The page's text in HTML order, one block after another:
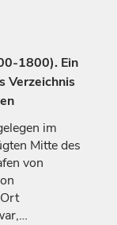
1800). Ein
Verzeichnis
im
Mitte des
von